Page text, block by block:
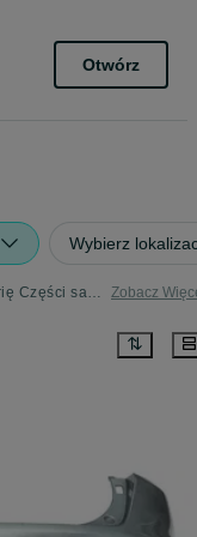
Otwórz
Wybierz
kia ceed w Twojej okolicy? Sprawdź kategorię Części samochodowe Zobacz